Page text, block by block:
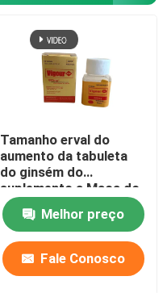
Tamanho erval do
aumento da tabuleta
do ginsém do
suplemento a Maca do
impulsionador da
energiaMelhor preço
Fale Conosco